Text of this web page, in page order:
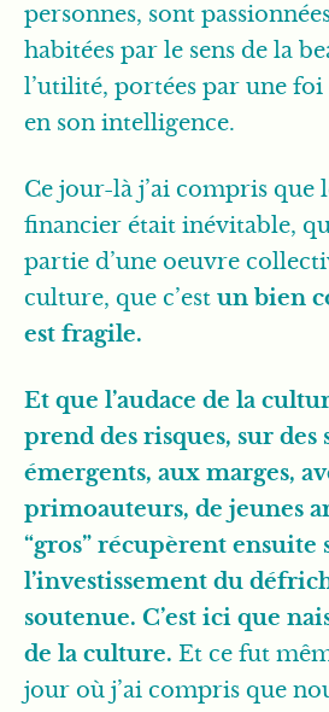
personnes, sont
habitées par le sens de la
l’utilité, portées par une foi
en son intelligence.
Ce jour-là j’ai compris que
financier était inévitable,
partie d’une oeuvre
culture, que c’est un bien
est fragile.
Et que l’audace de la
prend des risques, sur des
émergents, aux marges,
primoauteurs, de jeunes
“gros” récupèrent ensuite
l’investissement du
soutenue. C’est ici que
de la culture. Et ce fut
jour où j’ai compris que